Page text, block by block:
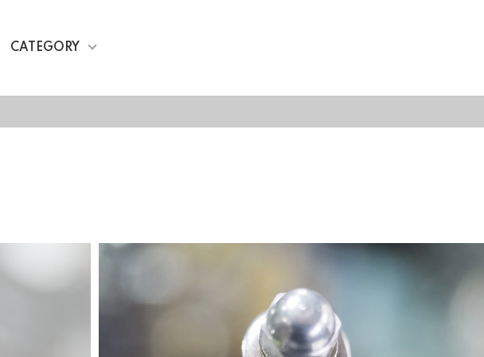
CATEGORY